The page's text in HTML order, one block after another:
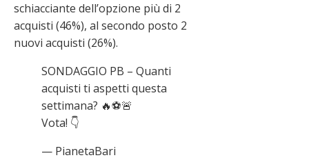
schiacciante dell’opzione più di 2
acquisti (46%), al secondo posto 2
nuovi acquisti (26%).
SONDAGGIO PB – Quanti
acquisti ti aspetti questa
settimana? 🔥⚽️🚨
Vota! 👇
— PianetaBari